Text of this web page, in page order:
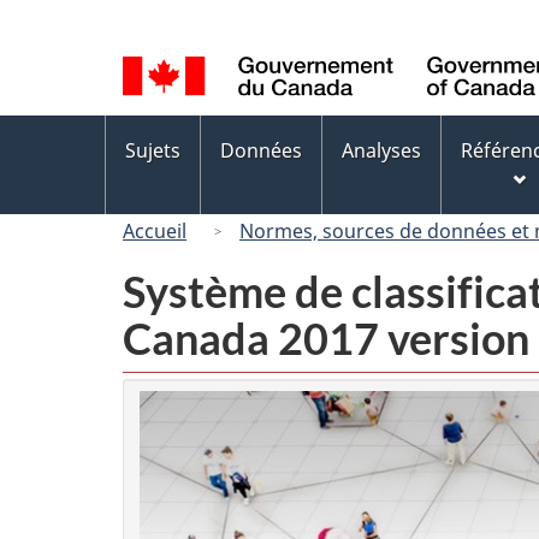
de
la
langue
des
Sujets Données Analyses
Accueil Normes, sources de données et
Système de
Canada 2017 version